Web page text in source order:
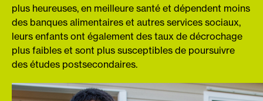
plus heureuses, en meilleure santé et dépendent moins
des banques alimentaires et autres services sociaux,
leurs enfants ont également des taux de décrochage
plus faibles et sont plus susceptibles de poursuivre
des études postsecondaires.